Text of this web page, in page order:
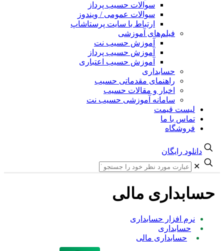
سوالات حسیب پرداز
سوالات عمومی / ویندوز
ارتباط با سایت پرستاشاپ
فیلم‌های آموزشی
آموزش حسیب نت
آموزش حسیب پرداز
آموزش حسیب اعتباری
حسابداری
راهنمای مقدماتی حسیب
اخبار و مقالات حسیب
سامانه آموزشی حسیب نت
قیمت
با ما
رایگان
مالی
افزار حسابداری
حسابداری
حسابداری مالی